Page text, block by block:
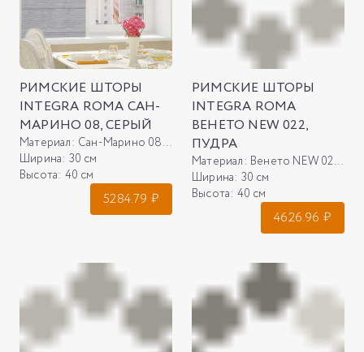
РИМСКИЕ ШТОРЫ
INTEGRA ROMA САН-
МАРИНО 08, СЕРЫЙ
Материал: Сан-Марино 08, серый
Ширина: 30 см
Высота: 40 см
5284.79 ₽
РИМСКИЕ ШТОРЫ
INTEGRA ROMA
ВЕНЕТО NEW 022,
ПУДРА
Материал: Венето NEW 022, пудра
Ширина: 30 см
Высота: 40 см
4626.96 ₽